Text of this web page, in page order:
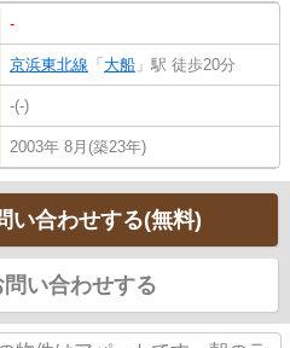
-
京浜東北線 「 大船 」駅 徒歩20分
-(-)
2003年 8月(築23年)
い合わせする(無料)
問い合わせする